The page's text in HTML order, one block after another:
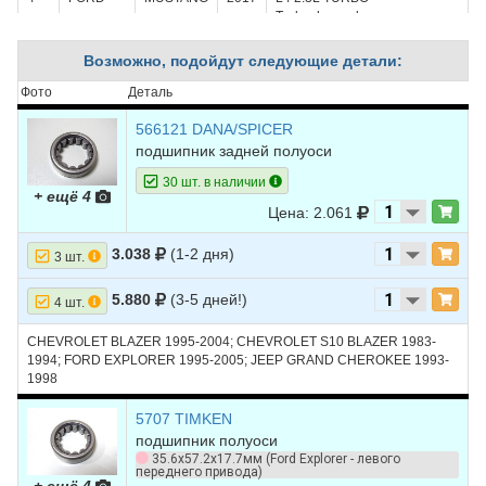
Turbocharged
FORD
6 MUSTANG
MUSTANG 2017 V8 5.2L
FORD MUSTANG 2016
L4 2.3L TURBO -
Turbocharged
V6 3.7L
10 FORD MUSTANG 2016
11 FORD MUSTANG 2016
Turbocharged
13
FORD MUSTANG 2015
FORD MUSTANG 2014 V6 3.7L
Возможно, подойдут следующие детали:
Фото Деталь
+ ещё 4
566121 DANA/SPICER
подшипник задней полуоси
30 шт. в наличии
Цена: 2.061
3 шт. 3.038 (1-2 дня)
4 шт. 5.880 (3-5 дней!)
CHEVROLET BLAZER 1995-2004; CHEVROLET S10 BLAZER 1983-
1994; FORD EXPLORER 1995-2005; JEEP GRAND CHEROKEE 1993-
1998
5707 TIMKEN
подшипник полуоси
35.6х57.2х17.7мм (Ford Explorer - левого
переднего привода)